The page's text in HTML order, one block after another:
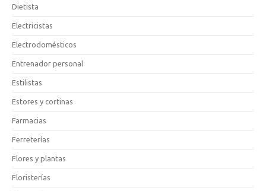
Dietista
Electricistas
Electrodomésticos
Entrenador personal
Estilistas
Estores y cortinas
Farmacias
Ferreterías
Flores y plantas
Floristerías